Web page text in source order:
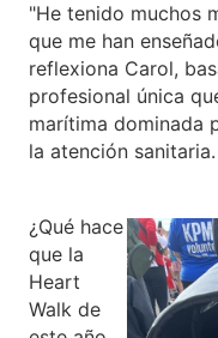
"He tenido muchos
que me han
reflexiona Carol,
profesional única
marítima dominada
la atención sanitaria.
¿Qué hace
que la
Heart
Walk de